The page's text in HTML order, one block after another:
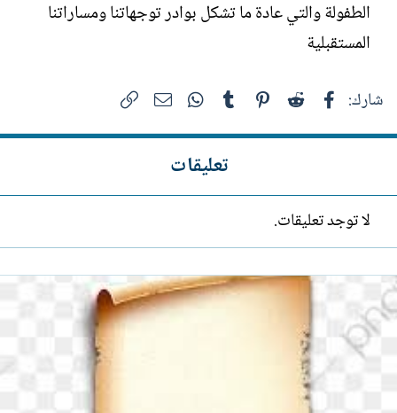
الطفولة والتي عادة ما تشكل بوادر توجهاتنا ومساراتنا
المستقبلية
شارك: فيسبوك Reddit
Pinterest
Tumblr
WhatsAppالبريد الإلكتروني
تعليقات
لا توجد تعليقات.